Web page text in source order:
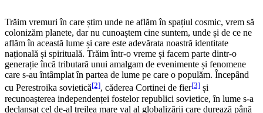
Trăim vremuri în care știm unde ne aflăm în spațiul cosmic, vrem să
colonizăm planete, dar nu cunoaștem cine suntem, unde și de ce ne
aflăm în această lume și care este adevărata noastră identitate
națională și spirituală. Trăim într-o vreme și facem parte dintr-o
generație încă tributară unui amalgam de evenimente și fenomene
care s-au întâmplat în partea de lume pe care o populăm. Începând
cu Perestroika sovietică[2], căderea Cortinei de fier[3] și
recunoașterea independenței fostelor republici sovietice, în lume s-a
declanșat cel de-al treilea mare val al globalizării care durează până